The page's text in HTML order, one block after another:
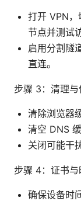
打开 VPN，
节点并测试
启用分割隧
直连。
步骤 3：清理与
清除浏览器
清空 DNS
关闭可能干
步骤 4：证书与
确保设备时